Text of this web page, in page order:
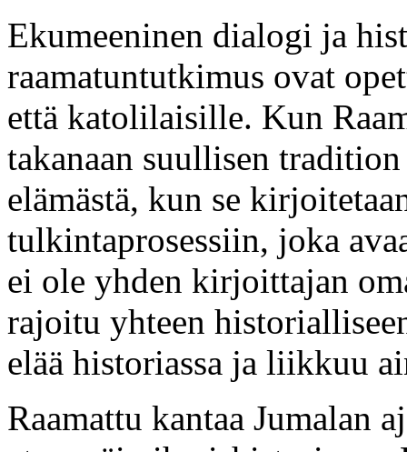
Ekumeeninen dialogi ja
raamatuntutkimus ovat
että katolilaisille. Kun
takanaan suullisen
elämästä, kun se
tulkintaprosessiin, joka
ei ole yhden kirjoittajan
rajoitu yhteen
elää historiassa ja liikkuu
Raamattu kantaa Jumalan